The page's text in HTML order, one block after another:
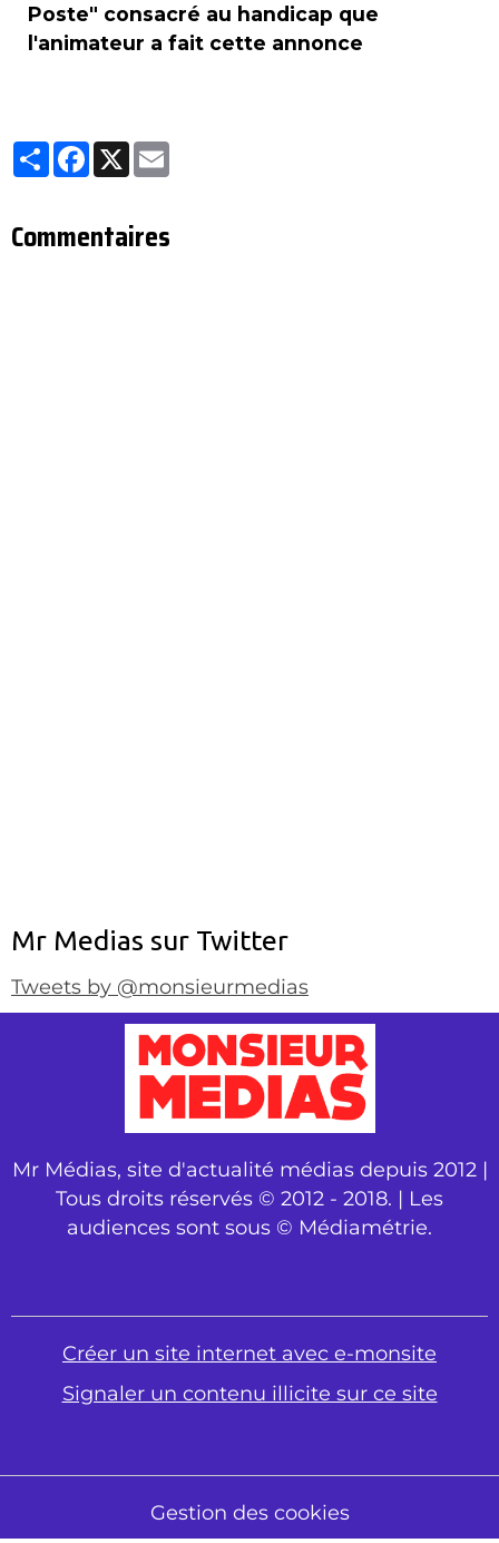
Poste" consacré au handicap que
l'animateur a fait cette annonce
Partager
Facebook
X
Commentaires
Mr Medias sur Twitter
Tweets by @monsieurmedias
Mr Médias, site d'actualité médias depuis 2012 |
Tous droits réservés © 2012 - 2018. | Les
audiences sont sous © Médiamétrie.
Créer un site internet avec e-monsite
Signaler un contenu illicite sur ce site
Gestion des cookies